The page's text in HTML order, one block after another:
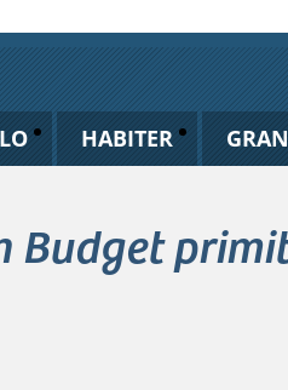
HABITER
Budget